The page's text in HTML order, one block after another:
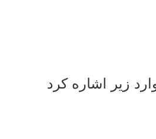
زیر اشاره کرد